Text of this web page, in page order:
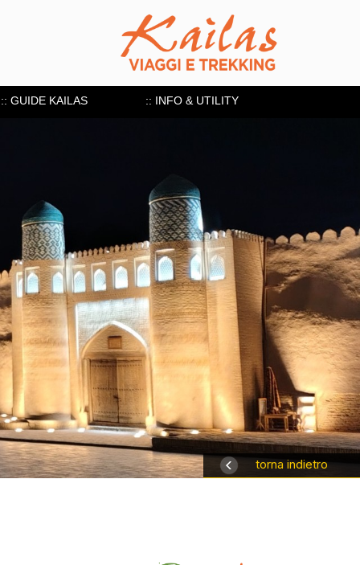
:: GUIDE KAILAS :: INFO & UTILITY
torna indietro